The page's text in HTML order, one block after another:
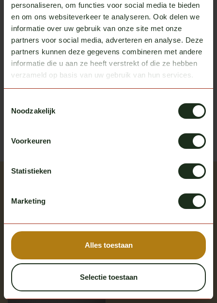
personaliseren, om functies voor social media te bieden
en om ons websiteverkeer te analyseren. Ook delen we
informatie over uw gebruik van onze site met onze
partners voor social media, adverteren en analyse. Deze
partners kunnen deze gegevens combineren met andere
informatie die u aan ze heeft verstrekt of die ze hebben
verzameld op basis van uw gebruik van hun services.
Noodzakelijk
Voorkeuren
Statistieken
Marketing
Alles toestaan
Selectie toestaan
Scania
Contra stekker t.b.v. Scania NG
schakelaars
Op voorraad
€9,50
Heb je vragen over dit product?
graag!